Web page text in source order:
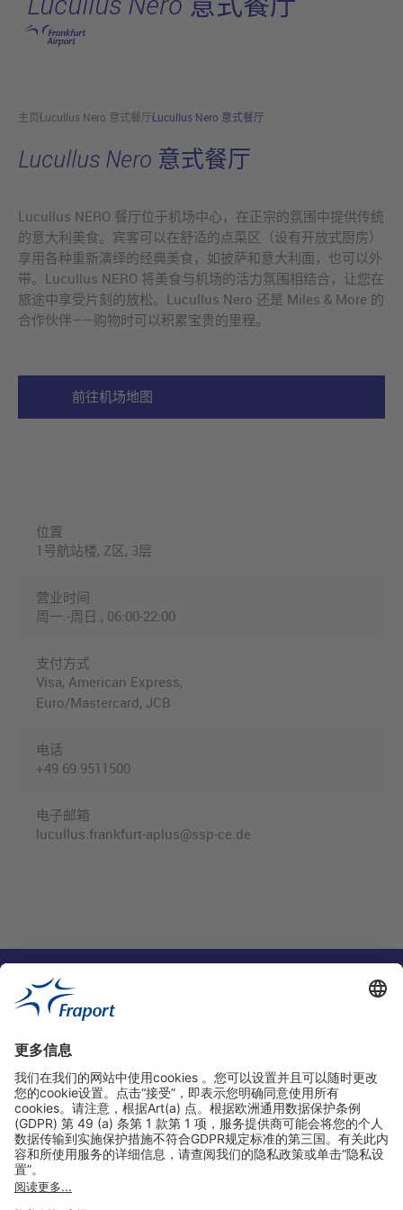
跳转至主页
主页Lucullus Nero 意式餐厅Lucullus Nero 意式餐厅
Lucullus Nero 意式餐厅
Lucullus NERO 餐厅位于机场中心，在正宗的氛围中提供传统
的意大利美食。宾客可以在舒适的点菜区（设有开放式厨房）
享用各种重新演绎的经典美食，如披萨和意大利面，也可以外
带。Lucullus NERO 将美食与机场的活力氛围相结合，让您在
旅途中享受片刻的放松。Lucullus Nero 还是 Miles & More 的
合作伙伴——购物时可以积累宝贵的里程。
前往机场地图
位置
1号航站楼, Z区, 3层
营业时间
周一.-周日., 06:00-22:00
支付方式
Visa, American Express,
Euro/Mastercard, JCB
电话
+49 69 9511500
电子邮箱
lucullus.frankfurt-aplus@ssp-ce.de
实用链接
购物&线上预定
关于我们